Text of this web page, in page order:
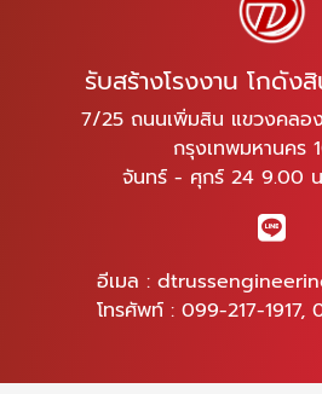
รับสร้างโรงงาน โกดั
7/25 ถนนเพิ่มสิน แขวงคลอ
กรุงเทพมหานคร
จันทร์ - ศุกร์ 24 9.00
อีเมล :
โทรศัพท์ : 099-217-1917,